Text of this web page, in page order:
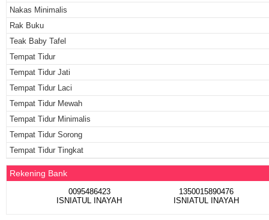
Nakas Minimalis
Rak Buku
Teak Baby Tafel
Tempat Tidur
Tempat Tidur Jati
Tempat Tidur Laci
Tempat Tidur Mewah
Tempat Tidur Minimalis
Tempat Tidur Sorong
Tempat Tidur Tingkat
Rekening Bank
0095486423
ISNIATUL INAYAH
1350015890476
ISNIATUL INAYAH